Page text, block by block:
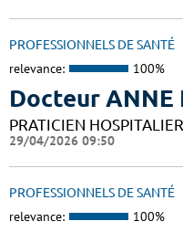
PROFESSIONNELS DE SANTÉ
relevance: 100%
Docteur ANNE
PRATICIEN HOSPITALIER
29/04/2026 09:50
PROFESSIONNELS DE SANTÉ
relevance: 100%